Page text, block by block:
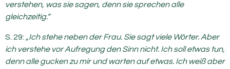
verstehen, was sie sagen, denn sie sprechen alle
gleichzeitig.“
S. 29: „Ich stehe neben der Frau. Sie sagt viele Wörter. Aber
ich verstehe vor Aufregung den Sinn nicht. Ich soll etwas tun,
denn alle gucken zu mir und warten auf etwas. Ich weiß aber